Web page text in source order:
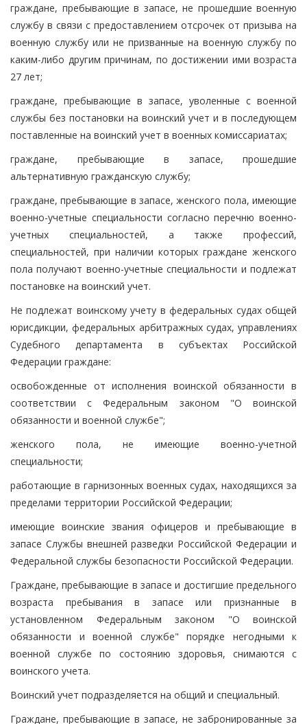
граждане, пребывающие в запасе, не прошедшие военную
службу в связи с предоставлением отсрочек от призыва на
военную службу или не призванные на военную службу по
каким-либо другим причинам, по достижении ими возраста
27 лет;
граждане, пребывающие в запасе, уволенные с военной
службы без постановки на воинский учет и в последующем
поставленные на воинский учет в военных комиссариатах;
граждане, пребывающие в запасе, прошедшие
альтернативную гражданскую службу;
граждане, пребывающие в запасе, женского пола, имеющие
военно-учетные специальности согласно перечню военно-
учетных специальностей, а также профессий,
специальностей, при наличии которых граждане женского
пола получают военно-учетные специальности и подлежат
постановке на воинский учет.
Не подлежат воинскому учету в федеральных судах общей
юрисдикции, федеральных арбитражных судах, управлениях
Судебного департамента в субъектах Российской
Федерации граждане:
освобожденные от исполнения воинской обязанности в
соответствии с Федеральным законом "О воинской
обязанности и военной службе";
женского пола, не имеющие военно-учетной
специальности;
работающие в гарнизонных военных судах, находящихся за
пределами территории Российской Федерации;
имеющие воинские звания офицеров и пребывающие в
запасе Службы внешней разведки Российской Федерации и
Федеральной службы безопасности Российской Федерации.
Граждане, пребывающие в запасе и достигшие предельного
возраста пребывания в запасе или признанные в
установленном Федеральным законом "О воинской
обязанности и военной службе" порядке негодными к
военной службе по состоянию здоровья, снимаются с
воинского учета.
Воинский учет подразделяется на общий и специальный.
Граждане, пребывающие в запасе, не забронированные за